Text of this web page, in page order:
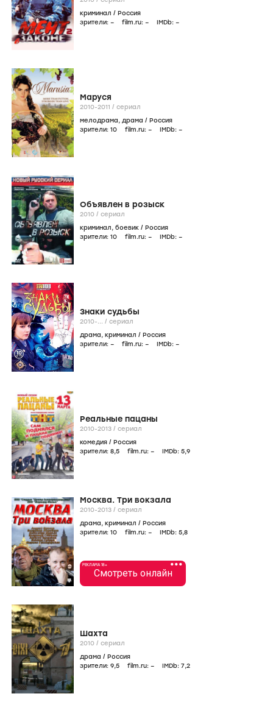
криминал / Россия
зрители: – film.ru: – IMDb: –
Маруся
2010-2011 / сериал
мелодрама, драма / Россия
зрители: 10 film.ru: – IMDb: –
Объявлен в розыск
2010 / сериал
криминал, боевик / Россия
зрители: 10 film.ru: – IMDb: –
Знаки судьбы
2010-... / сериал
драма, криминал / Россия
зрители: – film.ru: – IMDb: –
Реальные пацаны
2010-2013 / сериал
комедия / Россия
зрители: 8,5 film.ru: – IMDb: 5,9
Москва. Три вокзала
2010-2013 / сериал
драма, криминал / Россия
зрители: 10 film.ru: – IMDb: 5,8
•••
РЕКЛАМА 18+
Смотреть онлайн
Шахта
2010 / сериал
драма / Россия
зрители: 9,5 film.ru: – IMDb: 7,2